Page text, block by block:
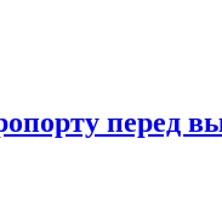
перед